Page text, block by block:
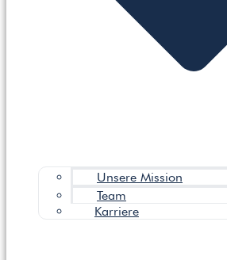
Unsere Mission
Team
Karriere